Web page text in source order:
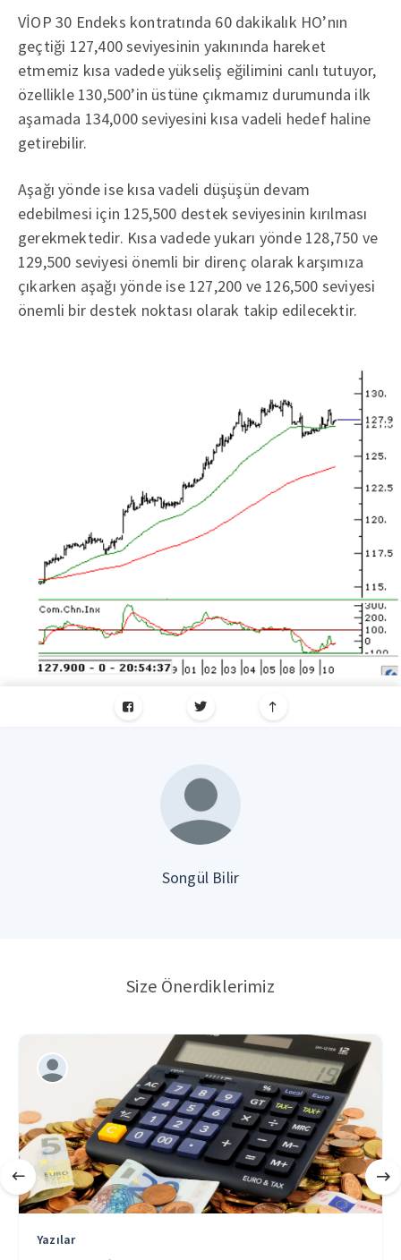
VİOP 30 Endeks kontratında 60 dakikalık HO’nın
geçtiği 127,400 seviyesinin yakınında hareket
etmemiz kısa vadede yükseliş eğilimini canlı tutuyor,
özellikle 130,500’in üstüne çıkmamız durumunda ilk
aşamada 134,000 seviyesini kısa vadeli hedef haline
getirebilir.
Aşağı yönde ise kısa vadeli düşüşün devam
edebilmesi için 125,500 destek seviyesinin kırılması
gerekmektedir. Kısa vadede yukarı yönde 128,750 ve
129,500 seviyesi önemli bir direnç olarak karşımıza
çıkarken aşağı yönde ise 127,200 ve 126,500 seviyesi
önemli bir destek noktası olarak takip edilecektir.
Songül Bilir
Size Önerdiklerimiz
Yazılar